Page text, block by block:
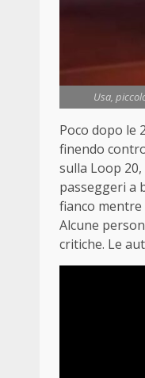
Usa,
Poco dopo le
finendo
sulla Loop
passeggeri a
fianco
Alcune
critiche. Le